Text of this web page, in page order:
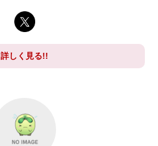
詳しく見る!!